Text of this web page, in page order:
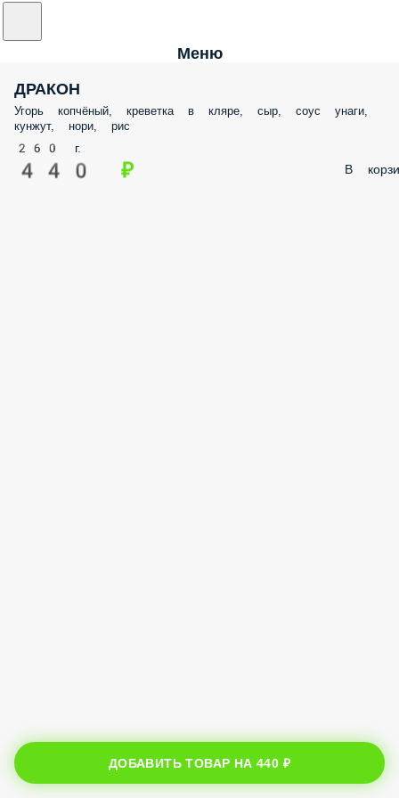
Меню
ДРАКОН
Угорь копчёный, креветка в кляре, сыр, соус унаги,
кунжут, нори, рис
260 г.
440 ₽ В
ДОБАВИТЬ ТОВАР НА440 ₽